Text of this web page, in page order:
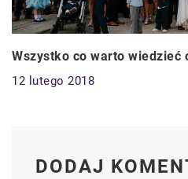
Wszystko co warto wiedzieć
12 lutego 2018
DODAJ